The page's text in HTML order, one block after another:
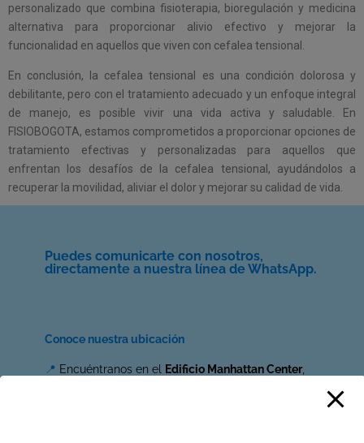
personalizado que combina fisioterapia, bioregulación y medicina
alternativa para proporcionar alivio efectivo y mejorar la
funcionalidad en aquellos que viven con cefalea tensional.
En conclusión, la cefalea tensional es una condición dolorosa y
debilitante, pero con el tratamiento adecuado y un enfoque integral
de manejo, es posible vivir una vida activa y saludable. En
FISIOBOGOTA, estamos comprometidos a proporcionar opciones de
tratamiento efectivas y personalizadas para aquellos que
enfrentan los desafíos de la cefalea tensional, ayudándolos a
recuperar la movilidad, aliviar el dolor y mejorar su calidad de vida.
Puedes comunicarte con nosotros,
directamente a nuestra línea de WhatsApp.
Conoce nuestra ubicación
📍 Encuéntranos en el Edificio Manhattan Center,